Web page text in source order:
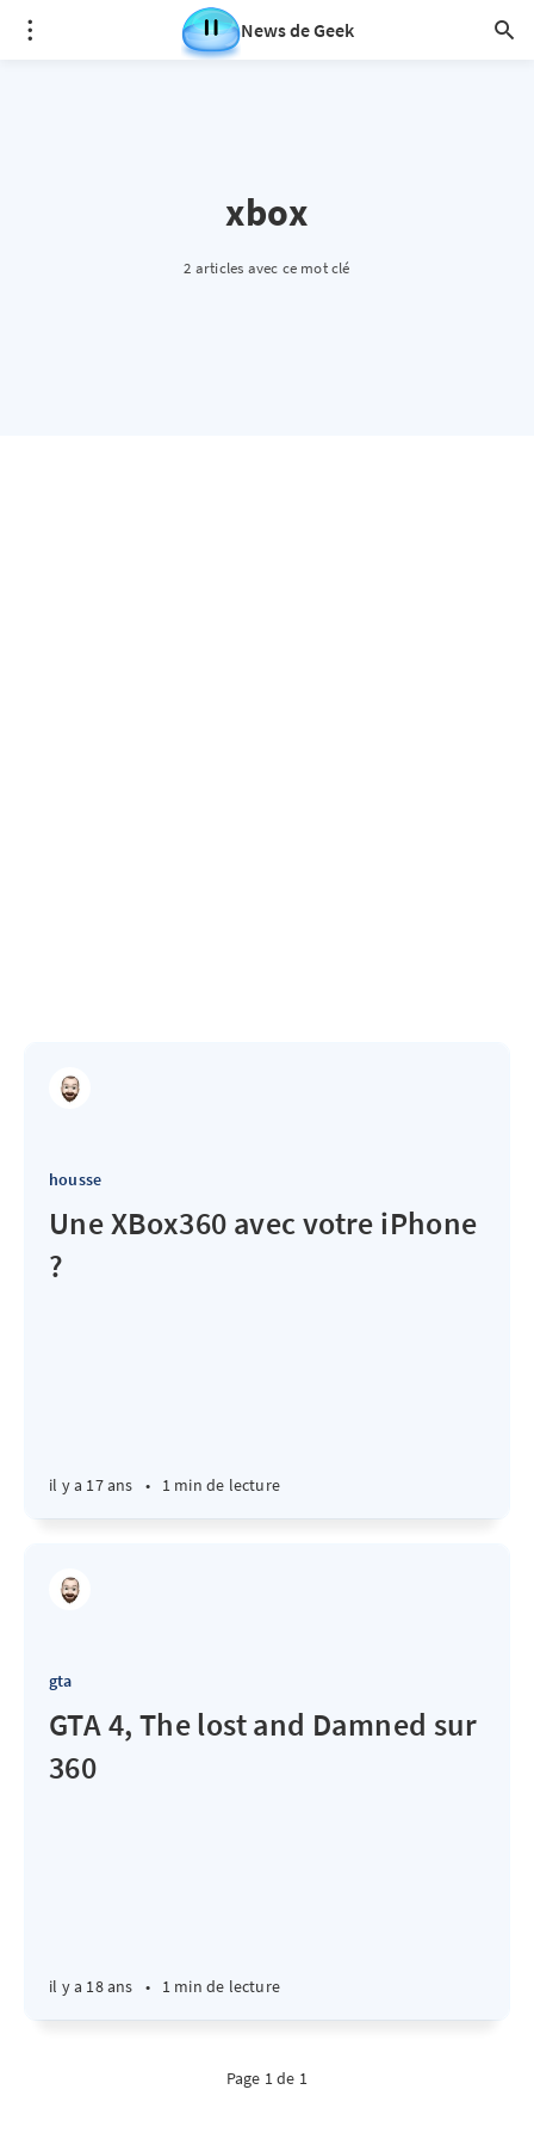
News de Geek
xbox
2 articles avec ce mot clé
housse
Une XBox360 avec votre iPhone
?
il y a 17 ans • 1 min de lecture
gta
GTA 4, The lost and Damned sur
360
il y a 18 ans • 1 min de lecture
Page 1 de 1